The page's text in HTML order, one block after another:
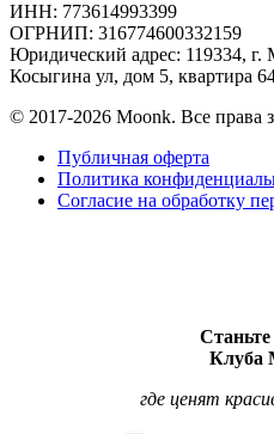
ИНН: 773614993399
ОГРНИП: 316774600332159
Юридический адрес: 119334, г.
Косыгина ул, дом 5, квартира
© 2017-2026 Moonk. Все права
Публичная оферта
Политика
Согласие на обработку
Клуба
где ценят